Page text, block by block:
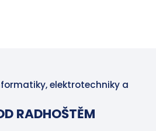
elektrotechniky a
RADHOŠTĚM